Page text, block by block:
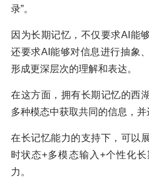
录”。
因为长期记忆，不仅要求AI能
还要求AI能够对信息进行抽象
形成更深层次的理解和表达。
在这方面，拥有长期记忆的西
多种模态中获取共同的信息，并
在长记忆能力的支持下，可以
时状态+多模态输入+个性化
力。